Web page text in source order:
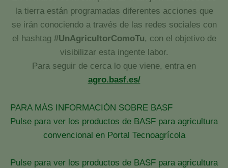
la tierra están programadas diferentes acciones que
se irán conociendo a través de las redes sociales con
el hashtag #UnAgricultorComoTu, con el objetivo de
visibilizar esta ingente labor.
Para seguir de cerca lo que viene, entra en
agro.basf.es/
PARA MÁS INFORMACIÓN SOBRE BASF
Pulse para ver los productos de BASF para agricultura
convencional en Portal Tecnoagrícola
Pulse para ver los productos de BASF para agricultura